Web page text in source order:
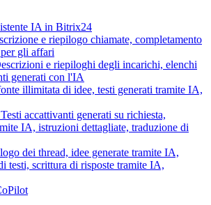
IA in Bitrix24
e riepilogo chiamate, completamento
gli affari
e riepiloghi degli incarichi, elenchi
generati con l'IA
illimitata di idee, testi generati tramite IA,
Testi accattivanti generati su richiesta,
IA, istruzioni dettagliate, traduzione di
dei thread, idee generate tramite IA,
testi, scrittura di risposte tramite IA,